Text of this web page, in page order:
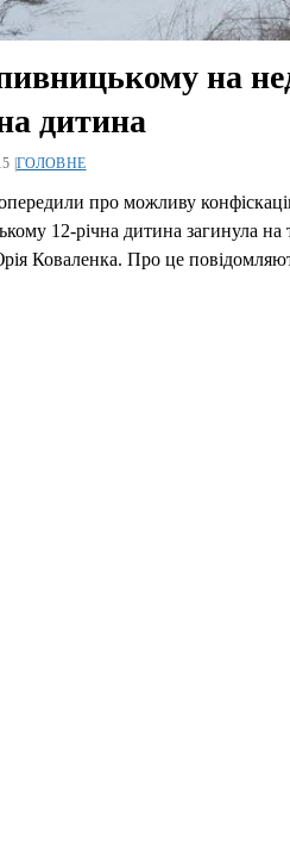
на
дитина
|ГОЛОВНЕ
про можливу
12-річна дитина загинула на
Коваленка. Про це